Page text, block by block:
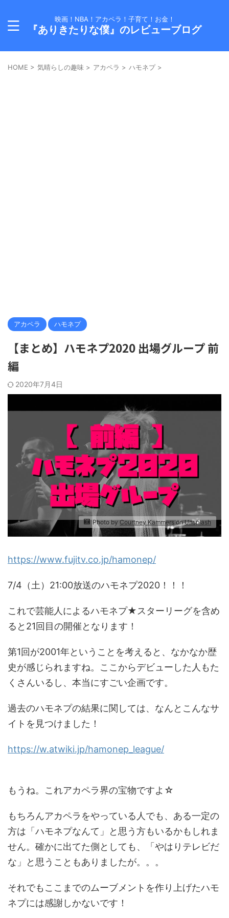
映画！NBA！アカペラ！子育て！お金！
『ありきたりな僕』のレビューブログ
HOME > 気晴らしの趣味 > アカペラ > ハモネプ >
アカペラ ハモネプ
【まとめ】ハモネプ2020 出場グループ 前
編
2020年7月4日
Photo byCourtney KammersonUnsplash
https://www.fujitv.co.jp/hamonep/
7/4（土）21:00放送のハモネプ2020！！！
これで芸能人によるハモネプ★スターリーグを含め
ると21回目の開催となります！
第1回が2001年ということを考えると、なかなか歴
史が感じられますね。ここからデビューした人もた
くさんいるし、本当にすごい企画です。
過去のハモネプの結果に関しては、なんとこんなサ
イトを見つけました！
https://w.atwiki.jp/hamonep_league/
もうね。これアカペラ界の宝物ですよ☆
もちろんアカペラをやっている人でも、ある一定の
方は「ハモネプなんて」と思う方もいるかもしれま
せん。確かに出てた側としても、「やはりテレビだ
な」と思うこともありましたが。。。
それでもここまでのムーブメントを作り上げたハモ
ネプには感謝しかないです！